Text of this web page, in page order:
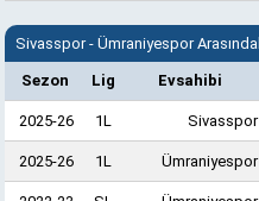
Sivasspor - Ümraniyespor
Sezon Lig Evsahibi
2025-26 1L Sivasspor
2025-26 1L Ümraniyespor